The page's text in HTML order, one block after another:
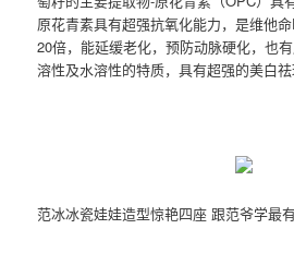
原花青素具有超强抗氧化能力，是维他
20倍，能延缓老化，预防动脉硬化，也
溶性及水溶性的特质，具有超强的美白祛
范冰冰瓷娃娃造型惊艳四座 跟范爷学最